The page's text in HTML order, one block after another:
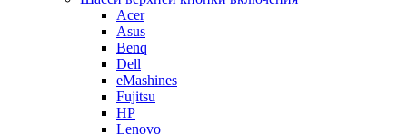
Acer
Asus
Benq
Dell
eMashines
Fujitsu
HP
Lenovo